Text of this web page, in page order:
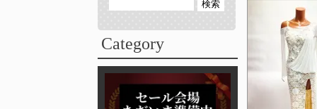
Category